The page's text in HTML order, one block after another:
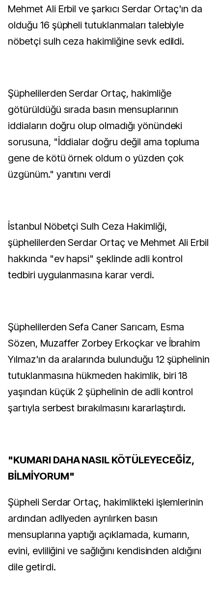
Mehmet Ali Erbil ve şarkıcı Serdar Ortaç'ın da
olduğu 16 şüpheli tutuklanmaları talebiyle
nöbetçi sulh ceza hakimliğine sevk edildi.
Şüphelilerden Serdar Ortaç, hakimliğe
götürüldüğü sırada basın mensuplarının
iddiaların doğru olup olmadığı yönündeki
sorusuna, "İddialar doğru değil ama topluma
gene de kötü örnek oldum o yüzden çok
üzgünüm." yanıtını verdi
İstanbul Nöbetçi Sulh Ceza Hakimliği,
şüphelilerden Serdar Ortaç ve Mehmet Ali Erbil
hakkında "ev hapsi" şeklinde adli kontrol
tedbiri uygulanmasına karar verdi.
Şüphelilerden Sefa Caner Sarıcam, Esma
Sözen, Muzaffer Zorbey Erkoçkar ve İbrahim
Yılmaz'ın da aralarında bulunduğu 12 şüphelinin
tutuklanmasına hükmeden hakimlik, biri 18
yaşından küçük 2 şüphelinin de adli kontrol
şartıyla serbest bırakılmasını kararlaştırdı.
"KUMARI DAHA NASIL KÖTÜLEYECEĞİZ,
BİLMİYORUM"
Şüpheli Serdar Ortaç, hakimlikteki işlemlerinin
ardından adliyeden ayrılırken basın
mensuplarına yaptığı açıklamada, kumarın,
evini, evliliğini ve sağlığını kendisinden aldığını
dile getirdi.